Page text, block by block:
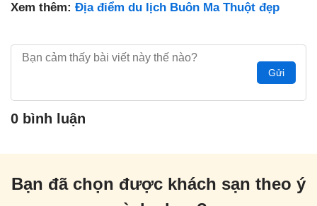
Xem thêm: Địa điểm du lịch Buôn Ma Thuột đẹp
Gửi
0 bình luận
Bạn đã chọn được khách sạn theo ý